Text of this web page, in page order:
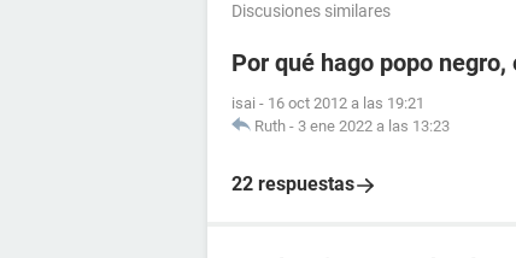
Discusiones similares
Por qué hago popo
isai - 16 oct 2012 a las 19:21
Ruth - 3 ene 2022 a las 13:23
22 respuestas